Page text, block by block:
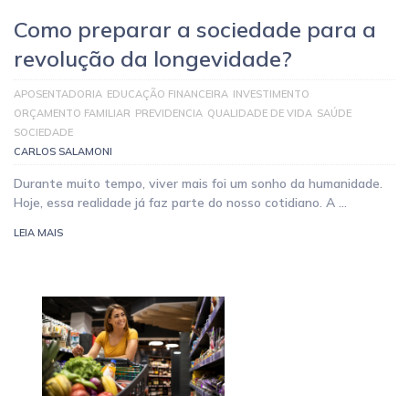
Como preparar a sociedade para a
revolução da longevidade?
APOSENTADORIA EDUCAÇÃO FINANCEIRA INVESTIMENTO
ORÇAMENTO FAMILIAR PREVIDENCIA QUALIDADE DE VIDA SAÚDE
SOCIEDADE
CARLOS SALAMONI
Durante muito tempo, viver mais foi um sonho da humanidade.
Hoje, essa realidade já faz parte do nosso cotidiano. A …
LEIA MAIS